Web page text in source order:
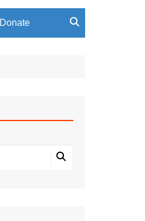
Donate